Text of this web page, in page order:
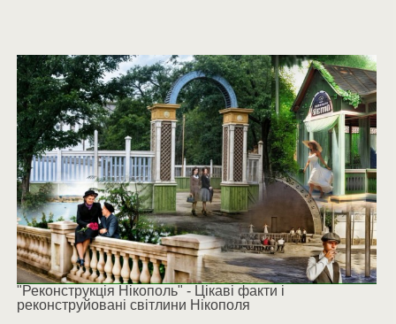
"Реконструкція Нікополь" - Цікаві факти і
реконструйовані світлини Нікополя